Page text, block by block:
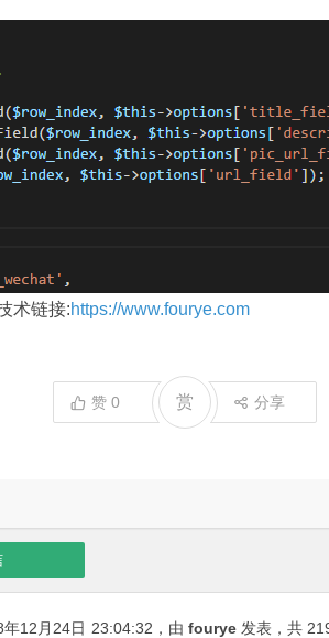
术链接:https://www.fourye.com
赞0 赏 分享
12月24日 23:04:32 ，由 fourye 发表，共